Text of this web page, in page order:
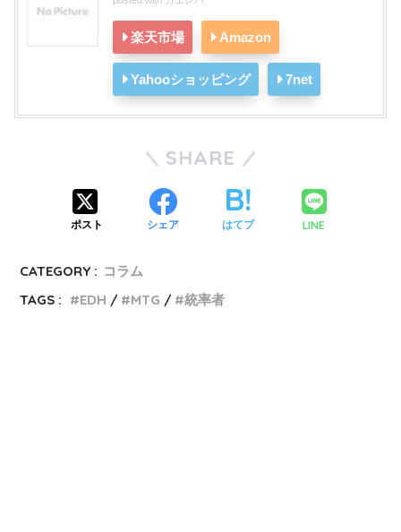
楽天市場 Amazon
Yahooショッピング 7net
SHARE
ポスト シェア はてブ LINE
CATEGORY : コラム
TAGS :
EDH MTG 統率者